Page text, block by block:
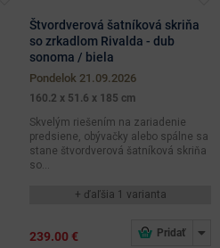
Štvordverová šatníková skriňa
so zrkadlom Rivalda - dub
sonoma / biela
pondelok 21.09.2026
160.2 x 51.6 x 185 cm
Skvelým riešením na zariadenie
predsiene, obývačky alebo spálne sa
stane štvordverová šatníková skriňa
so...
+ ďaľšia 1 varianta
239.00 €